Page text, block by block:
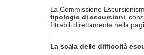
La Commissione
tipologie di escursioni ,
filtrabili direttamente nella
La scala delle difficoltà